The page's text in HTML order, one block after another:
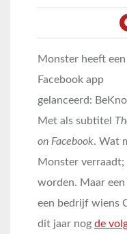
Monster heeft een
Facebook app
gelanceerd:
Met als subtitel
on Facebook. Wat
Monster verraadt;
worden. Maar een
een bedrijf wiens
dit jaar nog de